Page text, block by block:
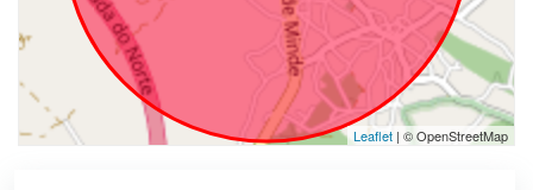
Leaflet | © OpenStreetMap